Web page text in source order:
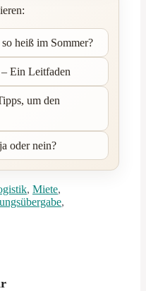
heiß im Sommer?
Ein Leitfaden
um den
oder nein?
, Miete,
,